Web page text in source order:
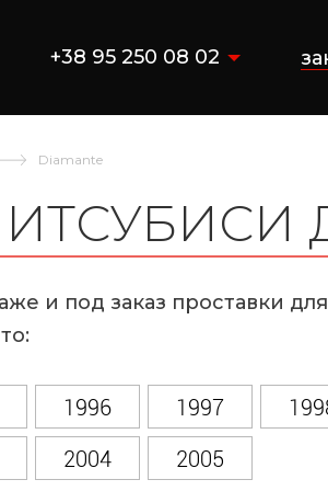
+38 95 250 08 02
Diamante
и под заказ проставки
1996 1997
2004
2005